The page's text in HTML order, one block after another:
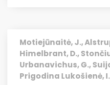
Motiejūnaitė, J.,
Himelbrant, D.,
Urbanavichus, G.,
Prigodina Lukošienė,